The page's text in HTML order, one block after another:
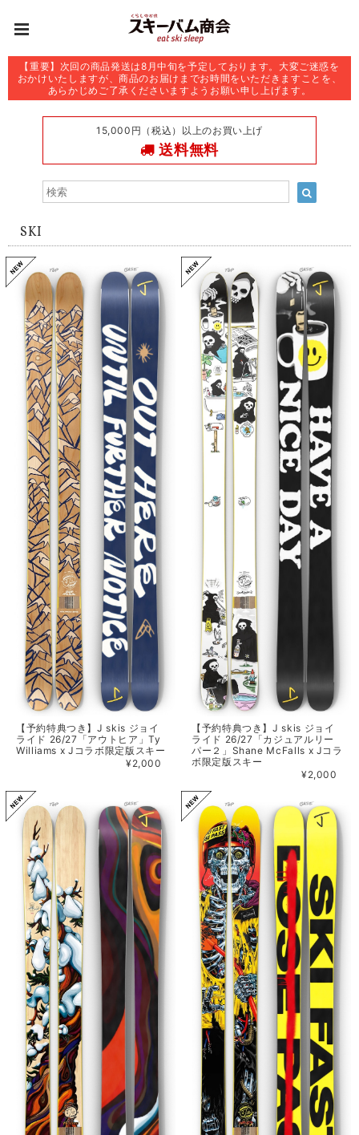
【重要】次回の商品発送は8月中旬を予定しております。大変ご迷惑を
おかけいたしますが、商品のお届けまでお時間をいただきますことを、
あらかじめご了承くださいますようお願い申し上げます。
15,000円（税込）以上のお買い上げ
送料無料
SKI
【予約特典つき】J skis ジョイ
ライド 26/27「アウトヒア」Ty
Williams x Jコラボ限定版スキー
¥2,000
【予約特典つき】J skis ジョイ
ライド 26/27「カジュアルリー
パー２」Shane McFalls x Jコラ
ボ限定版スキー
¥2,000